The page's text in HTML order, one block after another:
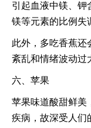
引起血液中镁、钾
镁等元素的比例失
此外，多吃香蕉还
紊乱和情绪波动过
六、苹果
苹果味道酸甜鲜美
疾病，故深受人们